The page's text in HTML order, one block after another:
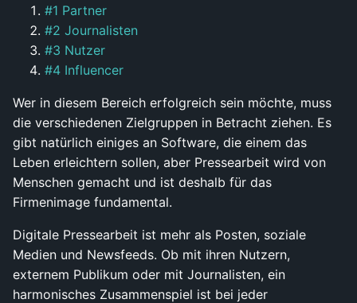
#1 Partner
#2 Journalisten
#3 Nutzer
#4 Influencer
Wer in diesem Bereich erfolgreich sein möchte, muss
die verschiedenen Zielgruppen in Betracht ziehen. Es
gibt natürlich einiges an Software, die einem das
Leben erleichtern sollen, aber Pressearbeit wird von
Menschen gemacht und ist deshalb für das
Firmenimage fundamental.
Digitale Pressearbeit ist mehr als Posten, soziale
Medien und Newsfeeds. Ob mit ihren Nutzern,
externem Publikum oder mit Journalisten, ein
harmonisches Zusammenspiel ist bei jeder